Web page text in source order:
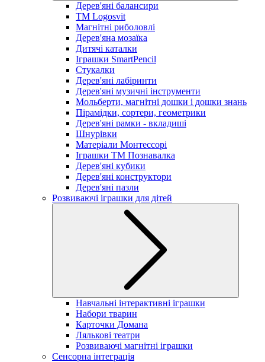
Дерев'яні балансири
TM Logosvit
Магнітні риболовлі
Дерев'яна мозаїка
Дитячі каталки
Іграшки SmartPencil
Стукалки
Дерев'яні лабіринти
Дерев'яні музичні інструменти
Мольберти, магнітні дошки і дошки знань
Пірамідки, сортери, геометрики
Дерев'яні рамки - вкладиші
Шнурівки
Матеріали Монтессорі
Іграшки ТМ Познавалка
Дерев'яні кубики
Дерев'яні конструктори
Дерев'яні пазли
Розвиваючі іграшки для дітей
Навчальні інтерактивні іграшки
Набори тварин
Карточки Домана
Лялькові театри
Розвиваючі магнітні іграшки
Сенсорна інтеграція